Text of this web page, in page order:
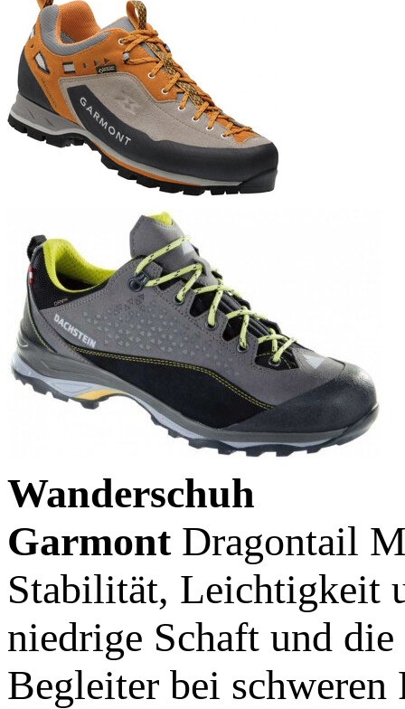
Wanderschuh
Garmont Dragontail
Stabilität, Leichtigkeit
niedrige Schaft und
Begleiter bei schweren